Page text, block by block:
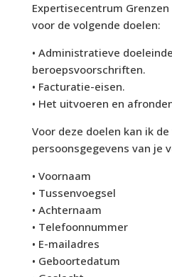
Expertisecentrum
voor de volgende doelen:
• Administratieve
beroepsvoorschriften.
• Facturatie-eisen.
• Het uitvoeren en
Voor deze doelen kan ik
persoonsgegevens van je
• Voornaam
• Tussenvoegsel
• Achternaam
• Telefoonnummer
• E-mailadres
• Geboortedatum